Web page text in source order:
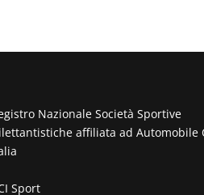
Nazionale Società Sportive
affiliata ad Automobile
Sport